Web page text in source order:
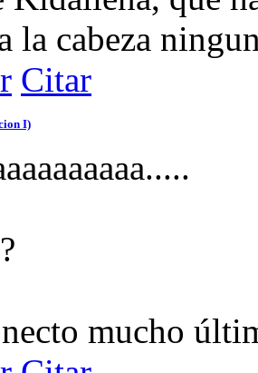
la cabeza
Citar
I)
mucho